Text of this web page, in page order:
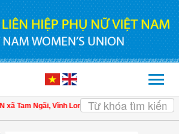
Vĩnh Long sơ kết công tác Hội và phong trào phụ